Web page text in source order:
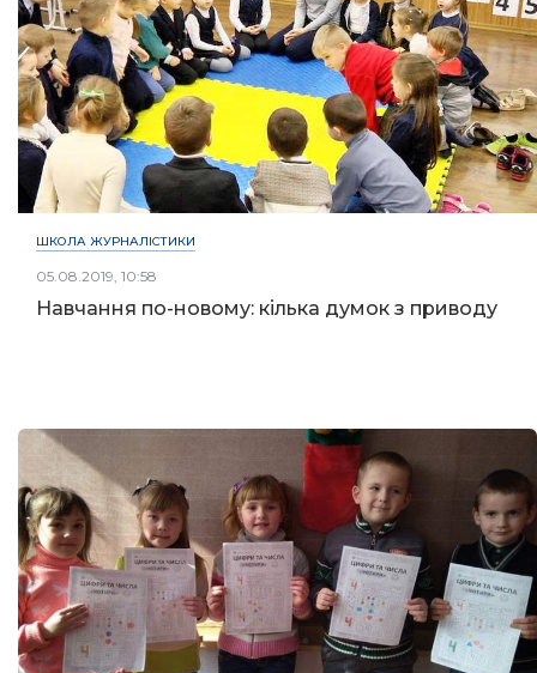
ШКОЛА ЖУРНАЛІСТИКИ
05.08.2019, 10:58
Навчання по-новому: кілька думок з приводу